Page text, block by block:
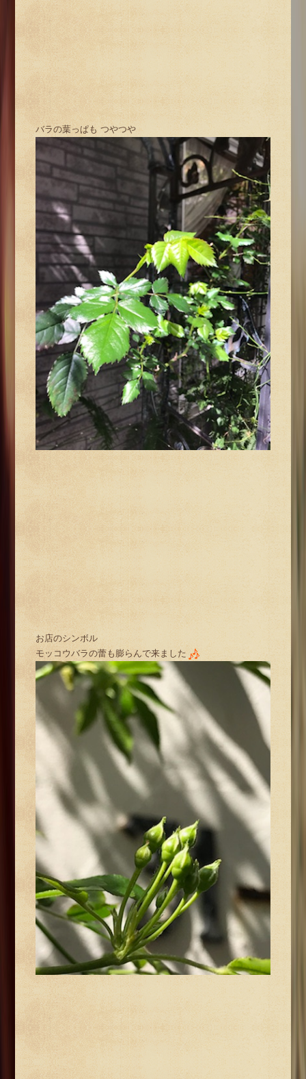
バラの葉っぱも つやつや
お店のシンボル
モッコウバラの蕾も膨らんで来ました